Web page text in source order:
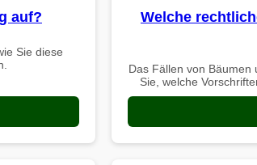
auf?
Sie diese
Welche
Das Fällen von Bäumen
Sie, welche